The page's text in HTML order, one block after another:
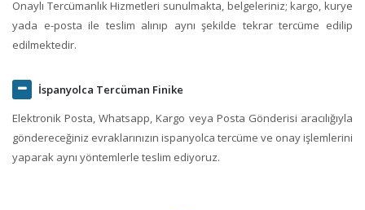
Onaylı Tercümanlık Hizmetleri sunulmakta, belgeleriniz; kargo, kurye
yada e-posta ile teslim alınıp aynı şekilde tekrar tercüme edilip
edilmektedir.
İspanyolca Tercüman Finike
Elektronik Posta, Whatsapp, Kargo veya Posta Gönderisi aracılığıyla
göndereceğiniz evraklarınızın ispanyolca tercüme ve onay işlemlerini
yaparak aynı yöntemlerle teslim ediyoruz.